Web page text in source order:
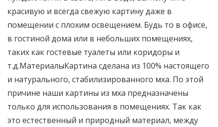
красивую и всегда свежую картину даже в
помещении с плохим освещением. Будь то в офисе,
в гостиной дома или в небольших помещениях,
таких как гостевые туалеты или коридоры и
т.д.МатериалыКартина сделана из 100% настоящего
и натурального, стабилизированного мха. По этой
причине наши картины из мха предназначены
только для использования в помещениях. Так как
это естественный и природный материал, между